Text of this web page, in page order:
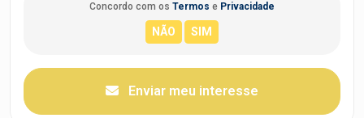
Concordo com os Termos e Privacidade
Enviar meu interesse